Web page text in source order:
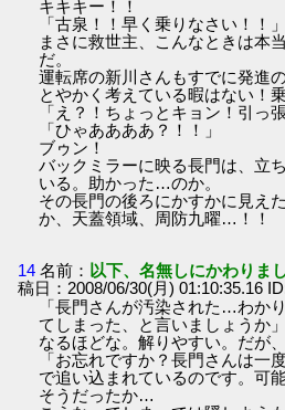
キキキー！！
「古泉！！早く乗りなさい！！」
まさに救世主、こんなときは本
だ。
運転席の新川さんもすでに発進
とやかく考えている暇はない！
「え？！ちょっとキョン！引っ
「ひゃああああ？！！」
ブゥン！
バックミラーに映る長門は、立
いる。助かった…のか。
その長門の後ろにかすかに見え
か、天蓋領域、周防九曜…！！
14 名前： 以下、名無しにかわりま
稿日：2008/06/30(月) 01:10:35.16
「長門さんが汚染された…わか
てしまった、と言いましょうか」
なるほどな。解りやすい。だが
「お忘れですか？長門さんは一
で追い込まれているのです。可
そうだったか…